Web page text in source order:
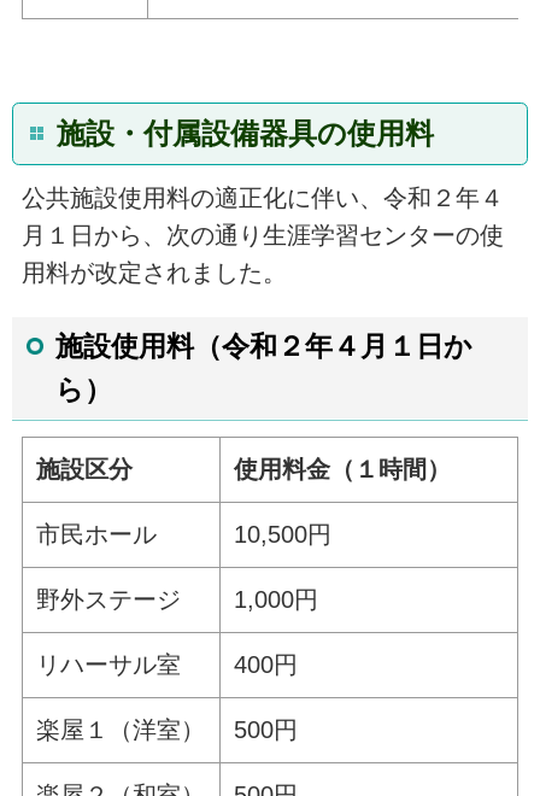
施設・付属設備器具の使用料
公共施設使用料の適正化に伴い、令和２年４
月１日から、次の通り生涯学習センターの使
用料が改定されました。
施設使用料（令和２年４月１日か
ら）
施設区分 使用料金（１時間）
市民ホール 10,500円
野外ステージ 1,000円
リハーサル室 400円
楽屋１（洋室） 500円